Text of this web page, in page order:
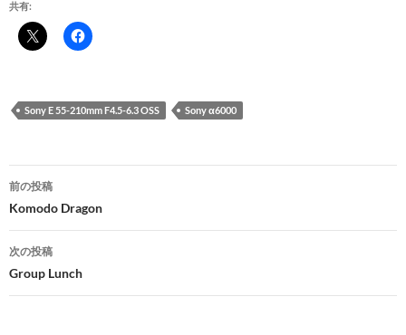
共有:
Sony E 55-210mm F4.5-6.3 OSS Sony α6000
投
稿
ナ
ビ
ゲ
前の投稿
Komodo Dragon
次の投稿
Group Lunch